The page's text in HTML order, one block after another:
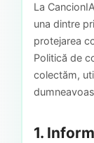
La
una dintre
protejarea
Politică de
colectăm,
1.